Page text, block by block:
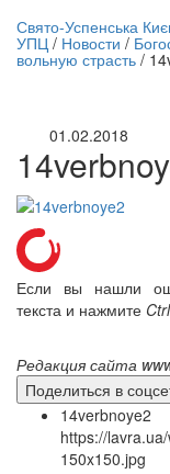
трансляция | 12
Свято-Успенська
УПЦ / Новости /
вольную страсть /
01.02.2018
Если вы нашли
текста и нажмите
Редакция сайта
Поделиться в
14verbnoye2
https://
150x150.jpg